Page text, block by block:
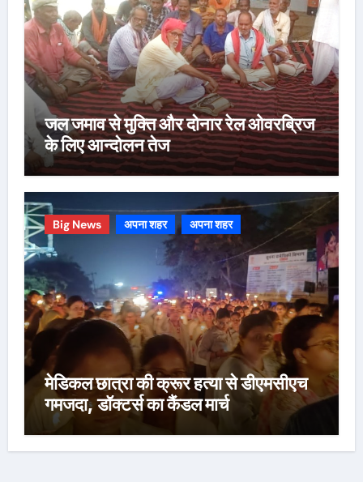
जल जमाव से मुक्ति और दोनार रेल ओवरब्रिज
के लिए आन्दोलन तेज
Big News अपना शहर अपना शहर
मेडिकल छात्रा की क्रूर हत्या से डीएमसीएच
गमजदा, डॉक्टर्स का कैंडल मार्च